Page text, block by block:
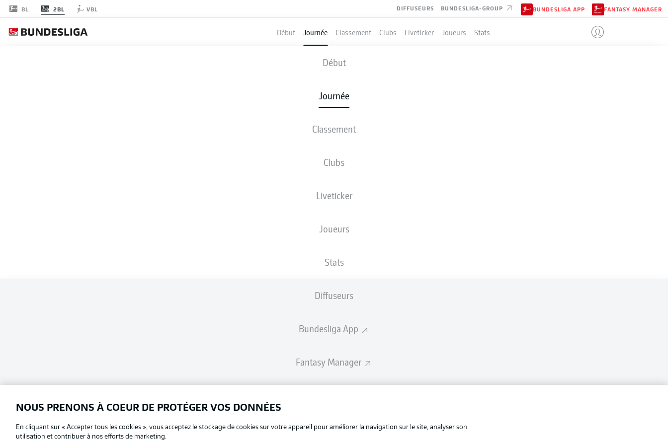
BL 2BL VBL DIFFUSEURS BUNDESLIGA-GROUP BUNDESLIGA APP FANTASY MANAGER
Début Journée Classement Clubs Liveticker Joueurs Stats
Début
Journée
Classement
Clubs
Liveticker
Joueurs
Stats
Diffuseurs
Bundesliga App
Fantasy Manager
Choisissez votre langue
Français
HEIDENHEIM - BRAUNSCHWEIG
COMPOSITIONS STATISTIQUES
Les compositions seront annoncées 60 minutes avant le coup d’envoi
Football as it's meant to be
NOUS PRENONS À COEUR DE PROTÉGER VOS DONNÉES
En cliquant sur « Accepter tous les cookies », vous acceptez le stockage de cookies sur votre appareil pour améliorer la navigation sur le site, analyser son
utilisation et contribuer à nos efforts de marketing.